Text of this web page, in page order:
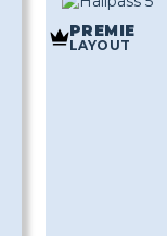
PREMIE
LAYOUT